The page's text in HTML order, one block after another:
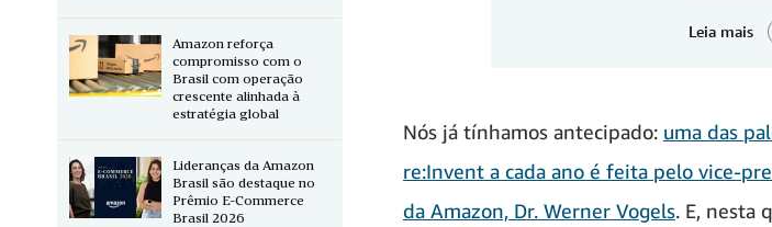
Leia mais
Nós já tínhamos antecipado: uma das
re:Invent a cada ano é feita pelo vice-
da Amazon, Dr. Werner Vogels. E, nesta
Amazon reforça
compromisso com o
Brasil com operação
crescente alinhada à
estratégia global
Lideranças da Amazon
Brasil são destaque no
Prêmio E-Commerce
Brasil 2026